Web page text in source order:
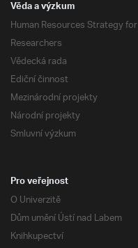
Věda a výzkum
Human Resources Strategy for
Researchers
Vědecká rada
Ediční činnost
Mezinárodní projekty
Národní projekty
Smluvní výzkum
Pro veřejnost
O Univerzitě
Dům umění Ústí nad Labem
Knihkupectví